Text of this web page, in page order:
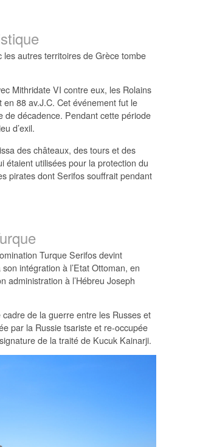
les autres territoires de Grèce tombe
Mithridate VI contre eux, les Rolains
88 av.J.C. Cet événement fut le
de décadence. Pendant cette période
d’exil.
des châteaux, des tours et des
étaient utilisées pour la protection du
pirates dont Serifos souffrait pendant
Turque Serifos devint
intégration à l’Etat Ottoman, en
administration à l’Hébreu Joseph
de la guerre entre les Russes et
par la Russie tsariste et re-occupée
de la traité de Kucuk Kainarji.